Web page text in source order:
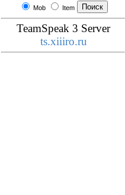
Mob Item
TeamSpeak 3 Server
ts.xiiiro.ru